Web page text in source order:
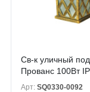
Св-к уличный
Прованс 100Вт
Арт: SQ0330-0092